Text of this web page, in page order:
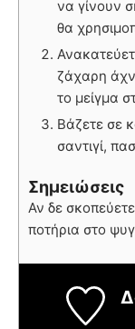
να γίνουν
θα
ζάχαρη
το μείγμα
Βάζετε σε
σαντιγί,
Σημειώσεις
Αν δε
ποτήρια στο